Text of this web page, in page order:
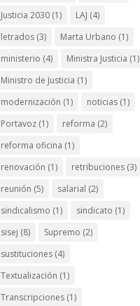
Justicia 2030 (1) LAJ (4)
letrados (3) Marta Urbano (1)
ministerio (4) Ministra Justicia (1)
Ministro de Justicia (1)
modernización (1) noticias (1)
Portavoz (1) reforma (2)
reforma oficina (1)
renovación (1) retribuciones (3)
reunión (5) salarial (2)
sindicalismo (1) sindicato (1)
sisej (8) Supremo (2)
sustituciones (4)
Textualización (1)
Transcripciones (1)